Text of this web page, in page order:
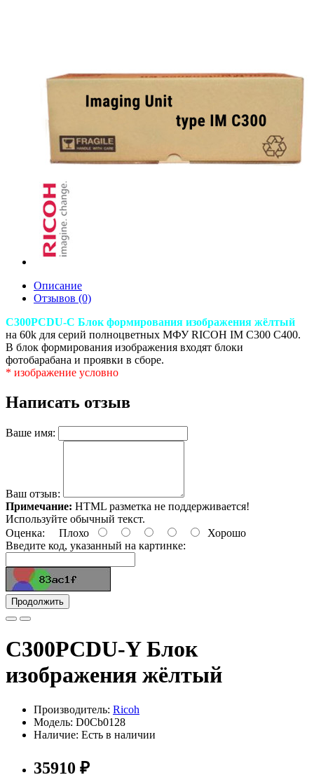
Описание
Отзывов (0)
C300PCDU-C Блок формирования изображения жёлтый
на 60k для серий полноцветных МФУ RICOH IM C300 C400.
В блок формирования изображения входят блоки
фотобарабана и проявки в сборе.
* изображение условно
Написать отзыв
Ваше имя:
Ваш отзыв:
Примечание: HTML разметка не поддерживается!
Используйте обычный текст.
Оценка: Плохо
Хорошо
Введите код, указанный на картинке:
Продолжить
C300PCDU-Y Блок
изображения жёлтый
Производитель: Ricoh
Модель: D0Cb0128
Наличие: Есть в наличии
35910 ₽